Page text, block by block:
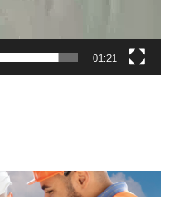
01:21